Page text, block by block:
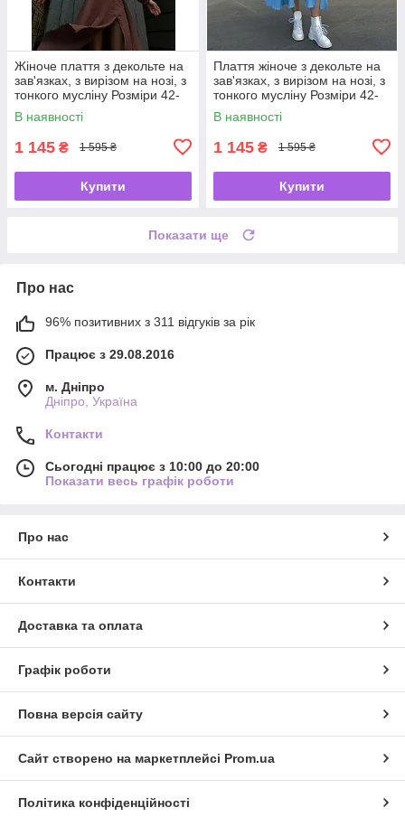
Жіноче плаття з декольте на
зав'язках, з вирізом на нозі, з
тонкого мусліну Розміри 42-
44, 46-48
В наявності
1 145 ₴ 1 595 ₴
Купити
Плаття жіноче з декольте на
зав'язках, з вирізом на нозі, з
тонкого мусліну Розміри 42-
44, 46-48
В наявності
1 145 ₴ 1 595 ₴
Купити
Показати ще
Про нас
96% позитивних з 311 відгуків за рік
Працює з 29.08.2016
м. Дніпро
Дніпро, Україна
Контакти
Сьогодні працює з 10:00 до 20:00
Показати весь графік роботи
Про нас
Контакти
Доставка та оплата
Графік роботи
Повна версія сайту
Сайт створено на маркетплейсі Prom.ua
Політика конфіденційності